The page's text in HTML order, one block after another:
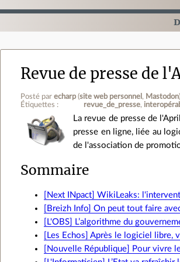
Revue de presse de
Posté parecharp(site web personnel , Mastodon)
Étiquettes :
revue_de_presse
La revue de presse de
presse en ligne, liée au
de l'association de
Sommaire
[Next INpact] WikiLeaks:
[Breizh Info] On peut tout faire
[L'OBS] L’algorithme du
[Les Echos] Après le logiciel libre,
[Nouvelle République] Pour vivre